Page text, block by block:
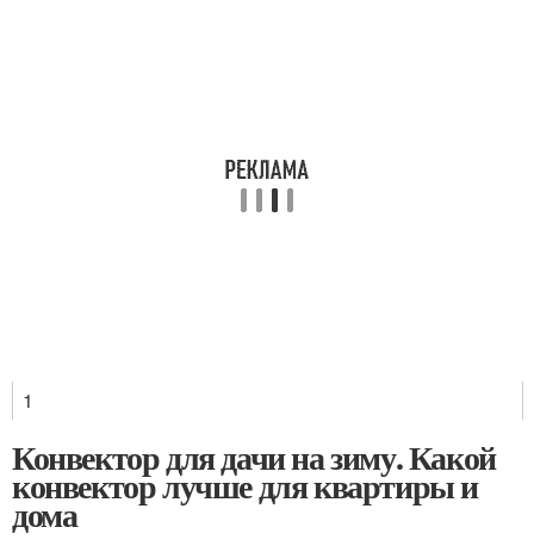
1
Конвектор для дачи на зиму. Какой
конвектор лучше для квартиры и
дома